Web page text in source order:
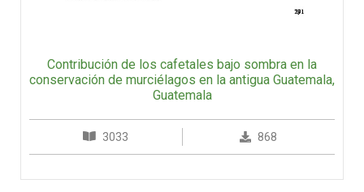
Contribución de los cafetales bajo sombra en la
conservación de murciélagos en la antigua Guatemala,
Guatemala
3033 868